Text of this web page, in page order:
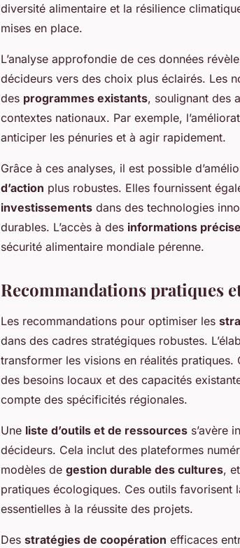
diversité alimentaire et la résilience
mises en place.
L’analyse approfondie de ces données
décideurs vers des choix plus éclairés. Les
des programmes existants, soulignant des
contextes nationaux. Par exemple,
anticiper les pénuries et à agir rapidement.
Grâce à ces analyses, il est possible
d’action plus robustes. Elles fournissent
investissements dans des technologies
durables. L’accès à des informations
sécurité alimentaire mondiale pérenne.
Recommandations pratiques
Les recommandations pour optimiser les
dans des cadres stratégiques robustes.
transformer les visions en réalités
des besoins locaux et des capacités
compte des spécificités régionales.
Une liste d’outils et de ressources s’avère
décideurs. Cela inclut des plateformes
modèles de gestion durable des cultures,
pratiques écologiques. Ces outils favorisent
essentielles à la réussite des projets.
Des stratégies de coopération efficaces